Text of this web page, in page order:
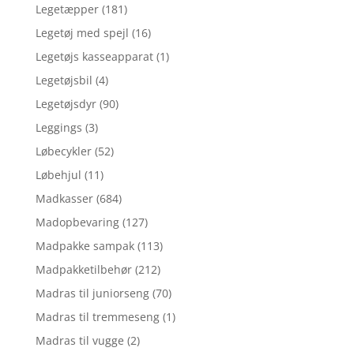
Legetæpper (181)
Legetøj med spejl (16)
Legetøjs kasseapparat (1)
Legetøjsbil (4)
Legetøjsdyr (90)
Leggings (3)
Løbecykler (52)
Løbehjul (11)
Madkasser (684)
Madopbevaring (127)
Madpakke sampak (113)
Madpakketilbehør (212)
Madras til juniorseng (70)
Madras til tremmeseng (1)
Madras til vugge (2)